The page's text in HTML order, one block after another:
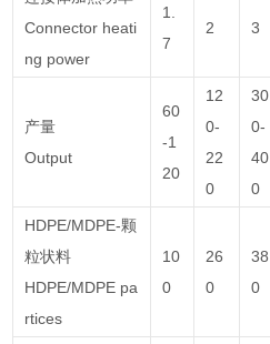
Connector heati
ng power
1.
7
2 3
产量
Output
60
-1
20
12
0-
22
0
30
0-
40
0
HDPE/MDPE-颗
粒状料
HDPE/MDPE pa
rtices
10
0
26
0
38
0